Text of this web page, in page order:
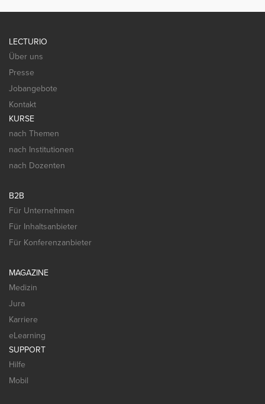
LECTURIO
Über uns
Presse
Jobangebote
Kontakt
KURSE
nach Themen
nach Institutionen
nach Dozenten
B2B
Für Unternehmen
Für Inhaltsanbieter
Für Konferenzanbieter
MAGAZINE
Medizin
Jura
Karriere
eLearning
SUPPORT
Hilfe
Mobil